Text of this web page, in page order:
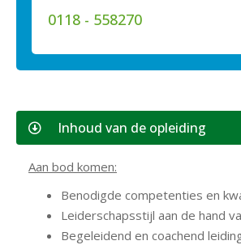
0118 - 558270
Inhoud van de opleiding
Aan bod komen:
Benodigde competenties en
Leiderschapsstijl aan de hand
Begeleidend en coachend